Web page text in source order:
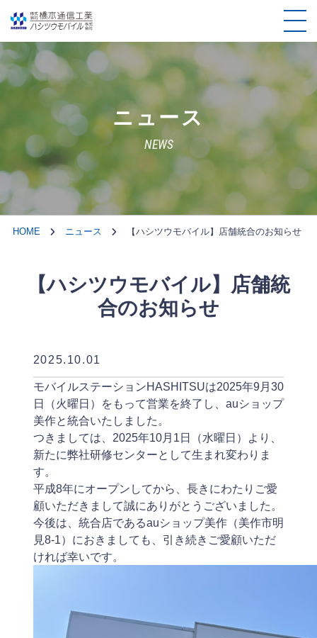
ニュース
NEWS
HOME ニュース 【ハシツウモバイル】店舗統合のお知らせ
【ハシツウモバイル】店舗統
合のお知らせ
2025.10.01
モバイルステーションHASHITSUは2025年9月30
日（火曜日）をもって営業を終了し、auショップ
美作と統合いたしました。
つきましては、2025年10月1日（水曜日）より、
新たに弊社研修センターとして生まれ変わりま
す。
平成8年にオープンしてから、長きにわたりご愛
顧いただきまして誠にありがとうございました。
今後は、統合店であるauショップ美作（美作市明
見8-1）におきましても、引き続きご愛顧いただ
ければ幸いです。